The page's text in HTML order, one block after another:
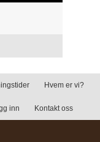
Hvem er vi?
inn Kontakt oss